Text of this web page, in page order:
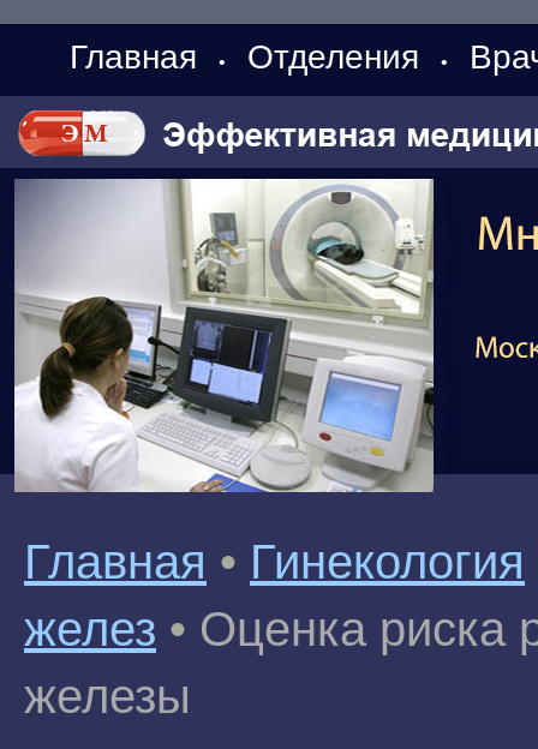
Главная • Отделения •
Главная • Гинекология
желез • Оценка риска
железы